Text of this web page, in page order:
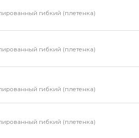
гибкий (плетенка)
гибкий (плетенка)
гибкий (плетенка)
гибкий (плетенка)